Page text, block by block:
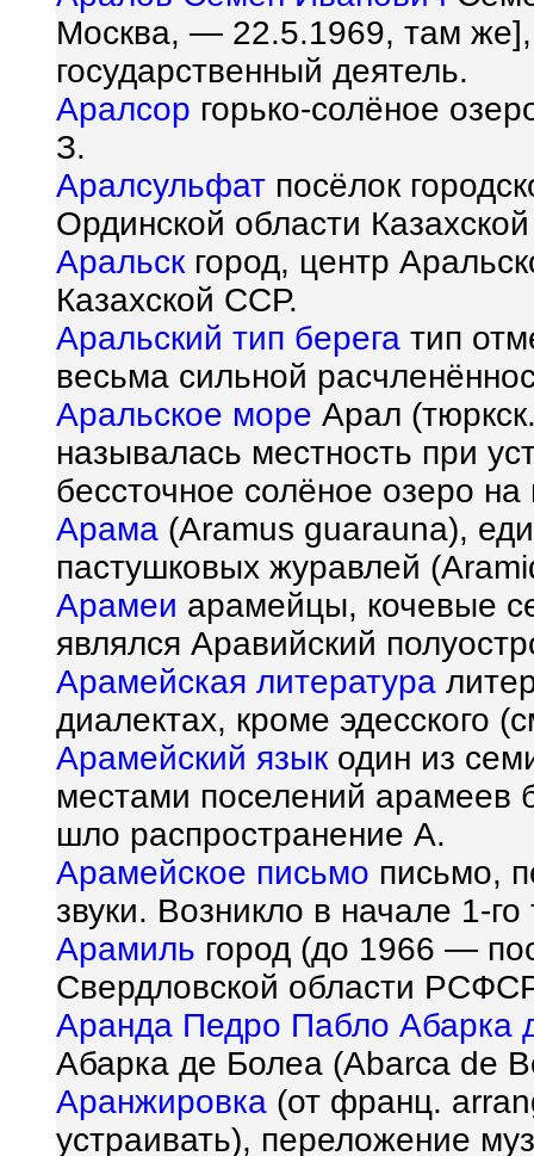
Москва, — 22.5.1969, там же],
государственный деятель.
Аралсор горько-солёное
З.
Аралсульфат посёлок
Ординской области
Аральск город, центр
Казахской ССР.
Аральский тип берега тип
весьма сильной
Аральское море Арал
называлась местность при
бессточное солёное озеро
Арама (Aramus guarauna),
пастушковых журавлей
Арамеи арамейцы, кочевые
являлся Аравийский
Арамейская литература
диалектах, кроме эдесского
Арамейский язык один из
местами поселений арамеев
шло распространение А.
Арамейское письмо письмо,
звуки. Возникло в начале 1-го
Арамиль город (до 1966 —
Свердловской области
Аранда Педро Пабло Абарка
Абарка де Болеа (Abarca de
Аранжировка (от франц.
устраивать), переложение